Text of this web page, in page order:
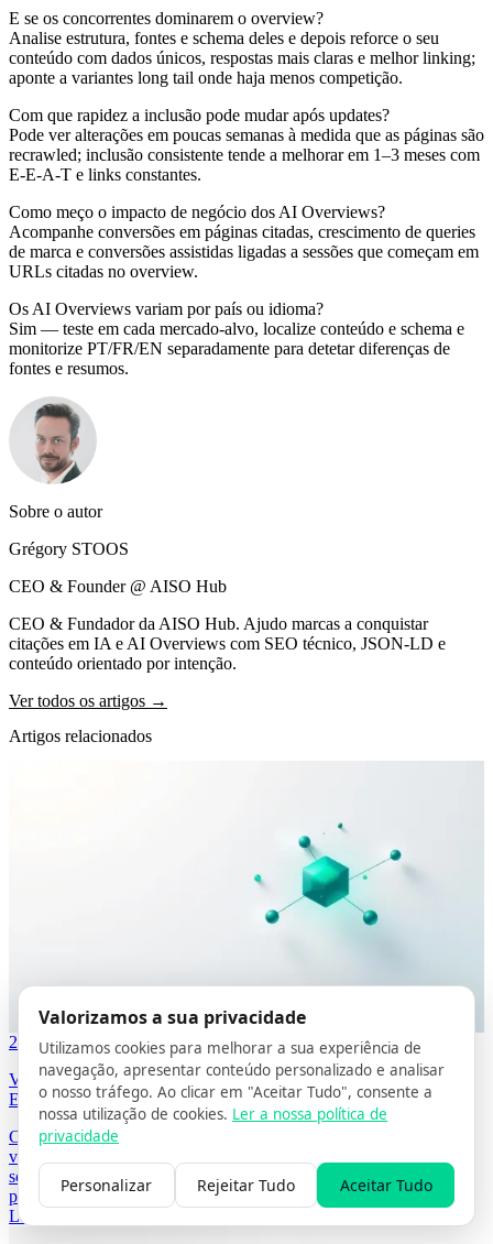
E se os concorrentes dominarem o overview?
Analise estrutura, fontes e schema deles e depois reforce o seu
conteúdo com dados únicos, respostas mais claras e melhor linking;
aponte a variantes long tail onde haja menos competição.
Com que rapidez a inclusão pode mudar após updates?
Pode ver alterações em poucas semanas à medida que as páginas são
recrawled; inclusão consistente tende a melhorar em 1–3 meses com
E-E-A-T e links constantes.
Como meço o impacto de negócio dos AI Overviews?
Acompanhe conversões em páginas citadas, crescimento de queries
de marca e conversões assistidas ligadas a sessões que começam em
URLs citadas no overview.
Os AI Overviews variam por país ou idioma?
Sim — teste em cada mercado-alvo, localize conteúdo e schema e
monitorize PT/FR/EN separadamente para detetar diferenças de
fontes e resumos.
Sobre o autor
Grégory STOOS
CEO & Founder @ AISO Hub
CEO & Fundador da AISO Hub. Ajudo marcas a conquistar
citações em IA e AI Overviews com SEO técnico, JSON-LD e
conteúdo orientado por intenção.
Ver todos os artigos →
Artigos relacionados
29/04/2026 6 MIN DE LEITURA
POR GRÉGORY STOOS
Visibilidade IA para Clínicas em Portugal: Como as Clínicas São
Encontradas por Assistentes de IA
Como as clínicas médicas em Portugal podem melhorar a sua
visibilidade nos resultados de pesquisa por IA. Guia prático sobre
schema, otimização entitária e estratégias de citação por IA para
prestadores de saúde.
Ler mais ->
Valorizamos a sua privacidade
Utilizamos cookies para melhorar a sua experiência de
navegação, apresentar conteúdo personalizado e analisar
o nosso tráfego. Ao clicar em "Aceitar Tudo", consente a
nossa utilização de cookies. Ler a nossa política de
privacidade
Personalizar Rejeitar Tudo Aceitar Tudo